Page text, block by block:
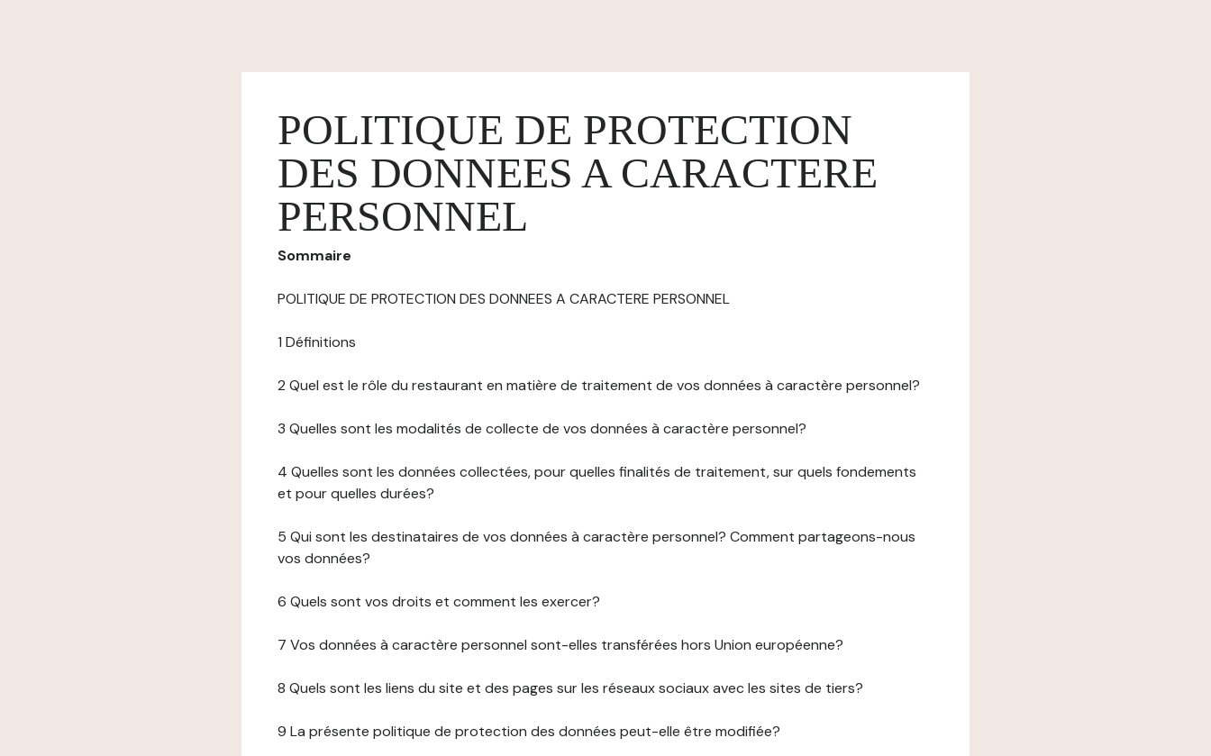
POLITIQUE DE PROTECTION
DES DONNEES A CARACTERE
PERSONNEL
Sommaire
POLITIQUE DE PROTECTION DES DONNEES A CARACTERE PERSONNEL
1 Définitions
2 Quel est le rôle du restaurant en matière de traitement de vos données à caractère personnel?
3 Quelles sont les modalités de collecte de vos données à caractère personnel?
4 Quelles sont les données collectées, pour quelles finalités de traitement, sur quels fondements
et pour quelles durées?
5 Qui sont les destinataires de vos données à caractère personnel? Comment partageons-nous
vos données?
6 Quels sont vos droits et comment les exercer?
7 Vos données à caractère personnel sont-elles transférées hors Union européenne?
8 Quels sont les liens du site et des pages sur les réseaux sociaux avec les sites de tiers?
9 La présente politique de protection des données peut-elle être modifiée?